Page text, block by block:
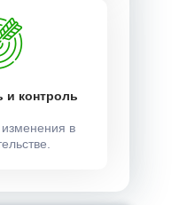
и контроль
в